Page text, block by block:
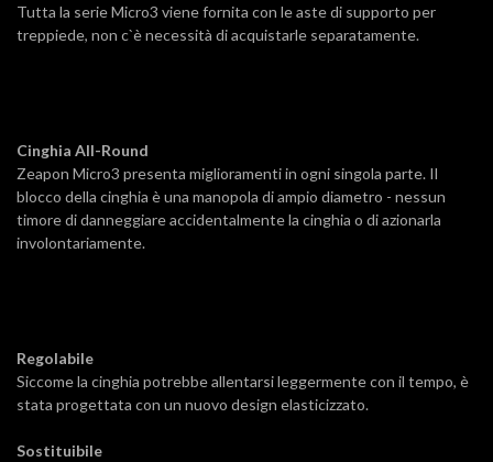
Tutta la serie Micro3 viene fornita con le aste di supporto per
treppiede, non c`è necessità di acquistarle separatamente.
Cinghia All-Round
Zeapon Micro3 presenta miglioramenti in ogni singola parte. Il
blocco della cinghia è una manopola di ampio diametro - nessun
timore di danneggiare accidentalmente la cinghia o di azionarla
involontariamente.
Regolabile
Siccome la cinghia potrebbe allentarsi leggermente con il tempo, è
stata progettata con un nuovo design elasticizzato.
Sostituibile